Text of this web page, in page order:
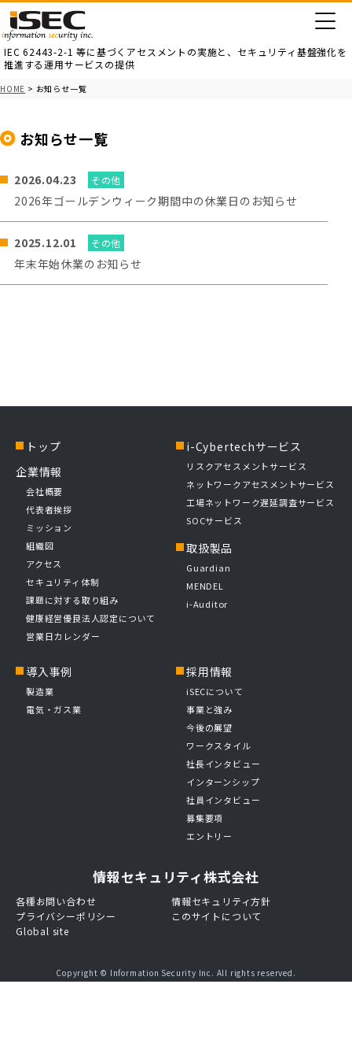
IEC 62443-2-1 等に基づくアセスメントの実施と、 セキュリティ基盤強化を
推進する運用サービスの提供
HOME > お知らせ一覧
お知らせ一覧
2026.04.23 その他
2026年ゴールデンウィーク期間中の休業日のお知らせ
2025.12.01 その他
年末年始休業のお知らせ
トップ
企業情報
会社概要
代表者挨拶
ミッション
組織図
アクセス
セキュリティ体制
課題に対する取り組み
健康経営優良法人認定について
営業日カレンダー
i-Cybertechサービス
リスクアセスメントサービス
ネットワークアセスメントサービス
工場ネットワーク遅延調査サービス
SOCサービス
取扱製品
Guardian
MENDEL
i-Auditor
導入事例
製造業
電気・ガス業
採用情報
iSECについて
事業と強み
今後の展望
ワークスタイル
社長インタビュー
インターンシップ
社員インタビュー
募集要項
エントリー
情報セキュリティ株式会社
各種お問い合わせ
情報セキュリティ方針
プライバシーポリシー
このサイトについて
Global site
Copyright © Information Security Inc. All rights reserved.